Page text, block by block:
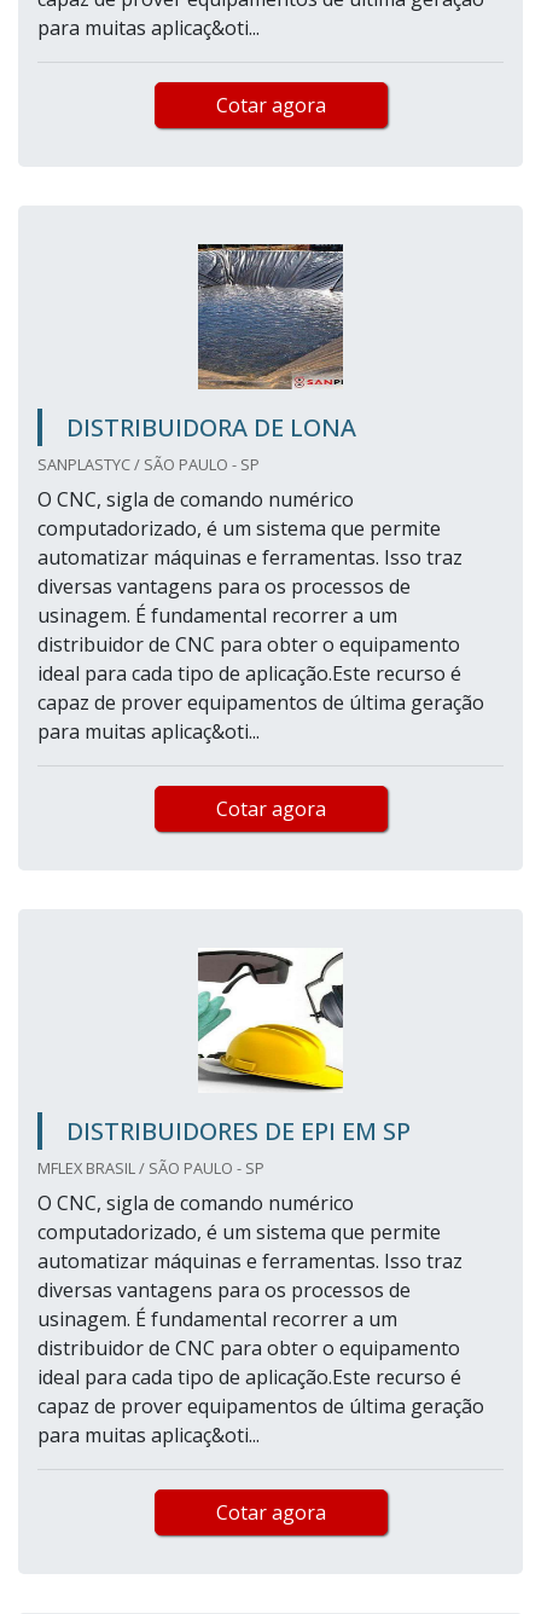
para muitas aplicaç&oti...
Cotar agora
DISTRIBUIDORA DE LONA
SANPLASTYC / SÃO PAULO - SP
O CNC, sigla de comando numérico
computadorizado, é um sistema que permite
automatizar máquinas e ferramentas. Isso traz
diversas vantagens para os processos de
usinagem. É fundamental recorrer a um
distribuidor de CNC para obter o equipamento
ideal para cada tipo de aplicação.Este recurso é
capaz de prover equipamentos de última geração
para muitas aplicaç&oti...
Cotar agora
DISTRIBUIDORES DE EPI EM SP
MFLEX BRASIL / SÃO PAULO - SP
O CNC, sigla de comando numérico
computadorizado, é um sistema que permite
automatizar máquinas e ferramentas. Isso traz
diversas vantagens para os processos de
usinagem. É fundamental recorrer a um
distribuidor de CNC para obter o equipamento
ideal para cada tipo de aplicação.Este recurso é
capaz de prover equipamentos de última geração
para muitas aplicaç&oti...
Cotar agora